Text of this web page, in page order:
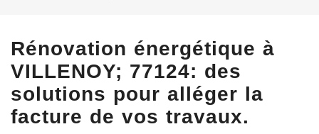
Rénovation énergétique à
VILLENOY; 77124: des
solutions pour alléger la
facture de vos travaux.